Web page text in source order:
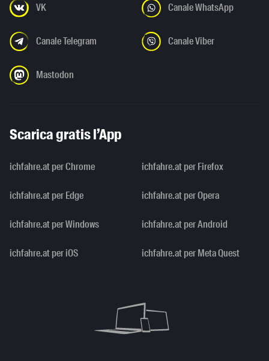
VK Canale WhatsApp
Canale Telegram Canale Viber
Mastodon
Scarica gratis l’App
ichfahre.at per Chrome ichfahre.at per Firefox
ichfahre.at per Edge ichfahre.at per Opera
ichfahre.at per Windows ichfahre.at per Android
ichfahre.at per iOS ichfahre.at per Meta Quest